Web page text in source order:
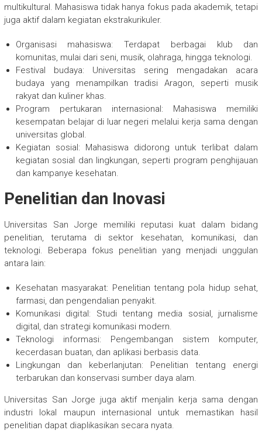
multikultural. Mahasiswa tidak hanya fokus pada akademik, tetapi
juga aktif dalam kegiatan ekstrakurikuler.
Organisasi mahasiswa: Terdapat berbagai klub dan
komunitas, mulai dari seni, musik, olahraga, hingga teknologi.
Festival budaya: Universitas sering mengadakan acara
budaya yang menampilkan tradisi Aragon, seperti musik
rakyat dan kuliner khas.
Program pertukaran internasional: Mahasiswa memiliki
kesempatan belajar di luar negeri melalui kerja sama dengan
universitas global.
Kegiatan sosial: Mahasiswa didorong untuk terlibat dalam
kegiatan sosial dan lingkungan, seperti program penghijauan
dan kampanye kesehatan.
Penelitian dan Inovasi
Universitas San Jorge memiliki reputasi kuat dalam bidang
penelitian, terutama di sektor kesehatan, komunikasi, dan
teknologi. Beberapa fokus penelitian yang menjadi unggulan
antara lain:
Kesehatan masyarakat: Penelitian tentang pola hidup sehat,
farmasi, dan pengendalian penyakit.
Komunikasi digital: Studi tentang media sosial, jurnalisme
digital, dan strategi komunikasi modern.
Teknologi informasi: Pengembangan sistem komputer,
kecerdasan buatan, dan aplikasi berbasis data.
Lingkungan dan keberlanjutan: Penelitian tentang energi
terbarukan dan konservasi sumber daya alam.
Universitas San Jorge juga aktif menjalin kerja sama dengan
industri lokal maupun internasional untuk memastikan hasil
penelitian dapat diaplikasikan secara nyata.